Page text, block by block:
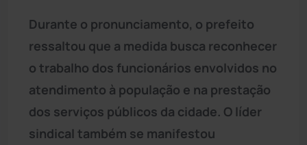
Durante o pronunciamento, o prefeito
ressaltou que a medida busca reconhecer
o trabalho dos funcionários envolvidos no
atendimento à população e na prestação
dos serviços públicos da cidade. O líder
sindical também se manifestou